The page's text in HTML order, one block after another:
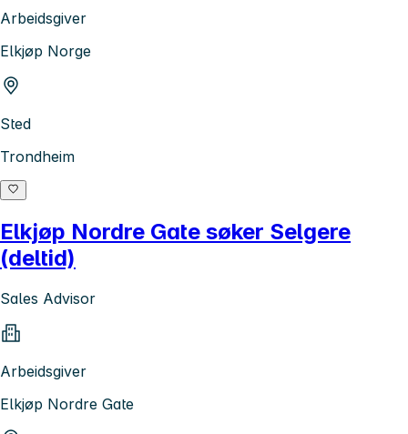
Arbeidsgiver
Elkjøp Norge
Sted
Trondheim
Elkjøp Nordre Gate søker Selgere
(deltid)
Sales Advisor
Arbeidsgiver
Elkjøp Nordre Gate